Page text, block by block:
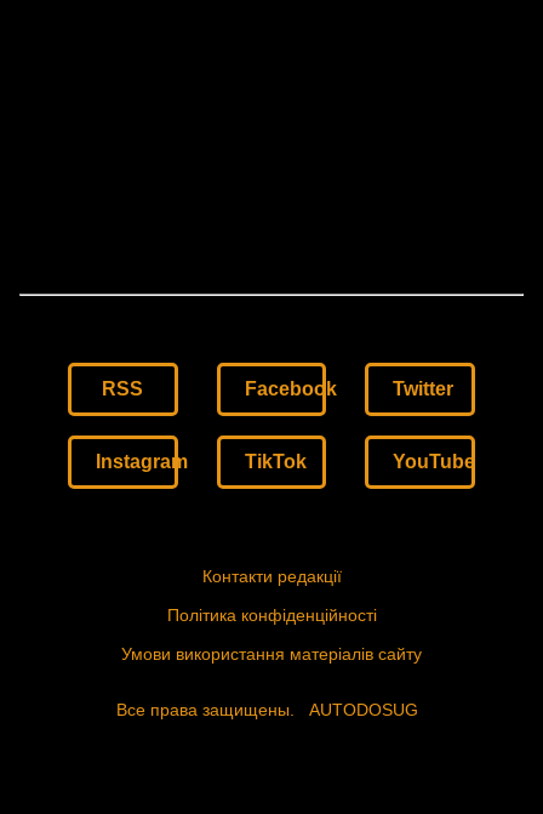
RSS Facebook Twitter
Instagram TikTok YouTube
Контакти редакції
Політика конфіденційності
Умови використання матеріалів сайту
Все права защищены. AUTODOSUG